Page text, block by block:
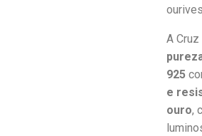
A
925
e
ouro,